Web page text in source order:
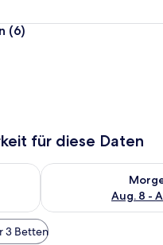
(6)
für diese Daten
Nacht, Aug. 7 - Aug.
Aug. 8 -
Überprüfe die
3 Betten